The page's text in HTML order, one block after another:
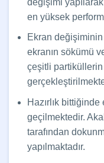
en yüksek
Ekran değişiminin
ekranın sökümü
çeşitli
Hazırlık
geçilmektedir.
tarafından
yapılmaktadır.